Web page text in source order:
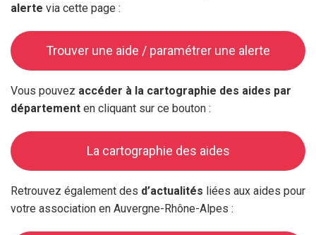
alerte via cette page :
Trouver une aide / paramétrer une alerte
Vous pouvez accéder à la cartographie des aides par
département en cliquant sur ce bouton :
La cartographie des aides
Retrouvez également des d’actualités liées aux aides pour
votre association en Auvergne-Rhône-Alpes :